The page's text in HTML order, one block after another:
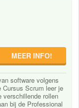
MEER INFO!
software volgens
Scrum leer je
verschillende rollen
bij de Professional